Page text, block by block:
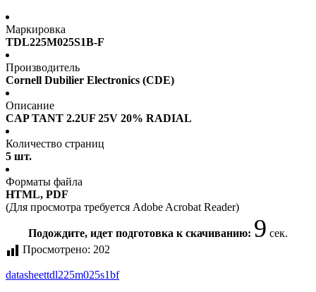
Маркировка
TDL225M025S1B-F
Производитель
Cornell Dubilier Electronics (CDE)
Описание
CAP TANT 2.2UF 25V 20% RADIAL
Количество страниц
5 шт.
Форматы файла
HTML, PDF
(Для просмотра требуется Adobe Acrobat Reader)
Подождите, идет подготовка к скачиванию: 9 сек.
Просмотрено: 202
datasheettdl225m025s1bf